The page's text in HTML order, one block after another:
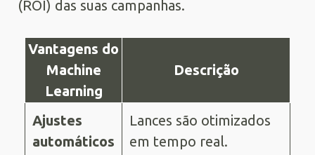
(ROI) das suas campanhas.
Vantagens do
Machine
Learning
Descrição
Ajustes
automáticos
Lances são otimizados
em tempo real.